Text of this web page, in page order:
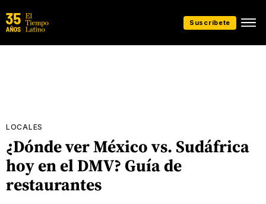
Suscríbete
LOCALES
¿Dónde ver México vs. Sudáfrica
hoy en el DMV? Guía de
restaurantes